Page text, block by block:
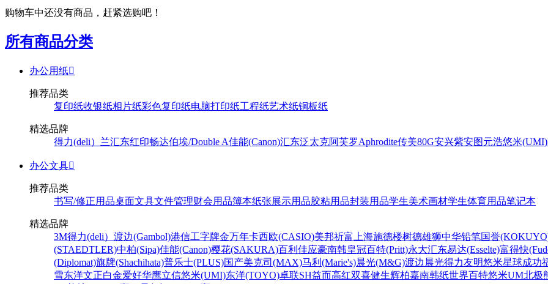
购物车中还没有商品，赶紧选购吧！
所有商品分类
办公用纸
推荐品类
复印纸收银纸相片纸彩色复印纸电脑打印纸工程纸艺术纸铜板纸
精选品牌
得力(deli） 兰汇东红印畅达伯埃/Double A佳能(Canon)汇东泛太克阿芙罗Aphrodite传美80G安兴紫安图元浩悠米(UMI)
办公文具
推荐品类
书写/修正用品桌面文具文件管理财会用品簿本纸张展示用品胶粘用品封装用品学生美术画材学生体育用品笔记本
精选品牌
3M得力(deli） 渡边(Gambol)港信工字牌金万年卡西欧(CASIO)美邦祈富 上海施德楼树德雄狮中华铅笔国誉
(STAEDTLER)中柏(Sipa)佳能(Canon)樱花(SAKURA)百利佳应豪南韩皇冠百特(Pritt)永大汇东易达(Esselte)富得快
(Diplomat)旗牌(Shachihata)普乐士(PLUS)国产美克司(MAX)马利(Marie's)晨光(M&G)渡边 晨光得力友明悠米星球成功
雪东洋文正白金爱好华鹰立信悠米(UMI)东洋(TOYO)卓联SH益而高红双喜健生辉柏嘉南韩纸世界百特悠米UM北极